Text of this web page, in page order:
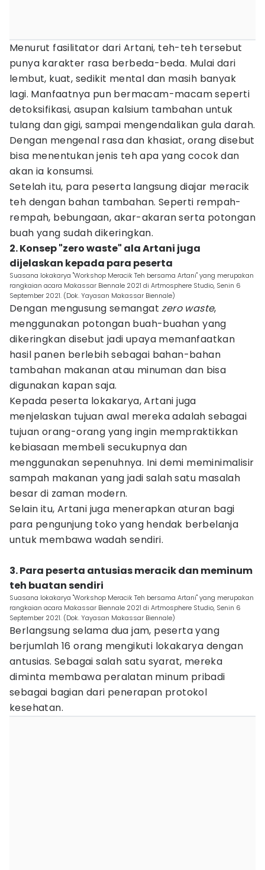
Menurut fasilitator dari Artani, teh-teh tersebut
punya karakter rasa berbeda-beda. Mulai dari
lembut, kuat, sedikit mental dan masih banyak
lagi. Manfaatnya pun bermacam-macam seperti
detoksifikasi, asupan kalsium tambahan untuk
tulang dan gigi, sampai mengendalikan gula darah.
Dengan mengenal rasa dan khasiat, orang disebut
bisa menentukan jenis teh apa yang cocok dan
akan ia konsumsi.
Setelah itu, para peserta langsung diajar meracik
teh dengan bahan tambahan. Seperti rempah-
rempah, bebungaan, akar-akaran serta potongan
buah yang sudah dikeringkan.
2. Konsep "zero waste" ala Artani juga
dijelaskan kepada para peserta
Suasana lokakarya "Workshop Meracik Teh bersama Artani" yang merupakan
rangkaian acara Makassar Biennale 2021 di Artmosphere Studio, Senin 6
September 2021. (Dok. Yayasan Makassar Biennale)
Dengan mengusung semangatzero waste,
menggunakan potongan buah-buahan yang
dikeringkan disebut jadi upaya memanfaatkan
hasil panen berlebih sebagai bahan-bahan
tambahan makanan atau minuman dan bisa
digunakan kapan saja.
Kepada peserta lokakarya, Artani juga
menjelaskan tujuan awal mereka adalah sebagai
tujuan orang-orang yang ingin mempraktikkan
kebiasaan membeli secukupnya dan
menggunakan sepenuhnya. Ini demi meminimalisir
sampah makanan yang jadi salah satu masalah
besar di zaman modern.
Selain itu, Artani juga menerapkan aturan bagi
para pengunjung toko yang hendak berbelanja
untuk membawa wadah sendiri.
3. Para peserta antusias meracik dan meminum
teh buatan sendiri
Suasana lokakarya "Workshop Meracik Teh bersama Artani" yang merupakan
rangkaian acara Makassar Biennale 2021 di Artmosphere Studio, Senin 6
September 2021. (Dok. Yayasan Makassar Biennale)
Berlangsung selama dua jam, peserta yang
berjumlah 16 orang mengikuti lokakarya dengan
antusias. Sebagai salah satu syarat, mereka
diminta membawa peralatan minum pribadi
sebagai bagian dari penerapan protokol
kesehatan.